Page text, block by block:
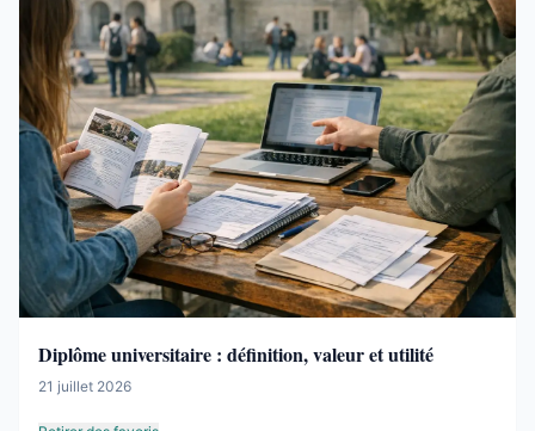
Diplôme universitaire : définition, valeur et utilité
21 juillet 2026